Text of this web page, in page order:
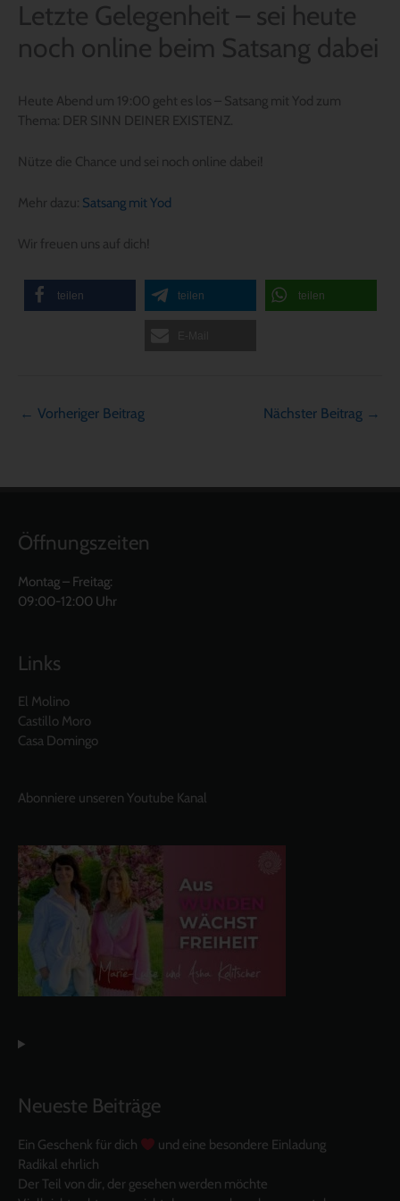
Letzte Gelegenheit – sei heute
noch online beim Satsang dabei
Heute Abend um 19:00 geht es los – Satsang mit Yod zum
Thema: DER SINN DEINER EXISTENZ.
Nütze die Chance und sei noch online dabei!
Mehr dazu: Satsang mit Yod
Wir freuen uns auf dich!
teilen teilen teilen
← Vorheriger Beitrag Nächster Beitrag →
Öffnungszeiten
Montag – Freitag:
09:00-12:00 Uhr
Links
El Molino
Castillo Moro
Casa Domingo
Abonniere unseren Youtube Kanal
Neueste Beiträge
Ein Geschenk für dich
und eine besondere Einladung
Radikal ehrlich
Der Teil von dir, der gesehen werden möchte